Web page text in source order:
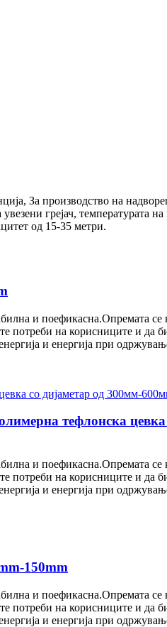
За производство на
грејач, температурата
од 15-35 метри.
и поефикасна.Опремата се
потреби на корисниците и да
и енергија при
тефлонска цевка
и поефикасна.Опремата се
потреби на корисниците и да
и енергија при
150mm
и поефикасна.Опремата се
потреби на корисниците и да
и енергија при